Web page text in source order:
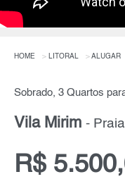
HOME LITORAL ALUGAR
Sobrado, 3 Quartos
Vila Mirim -
R$